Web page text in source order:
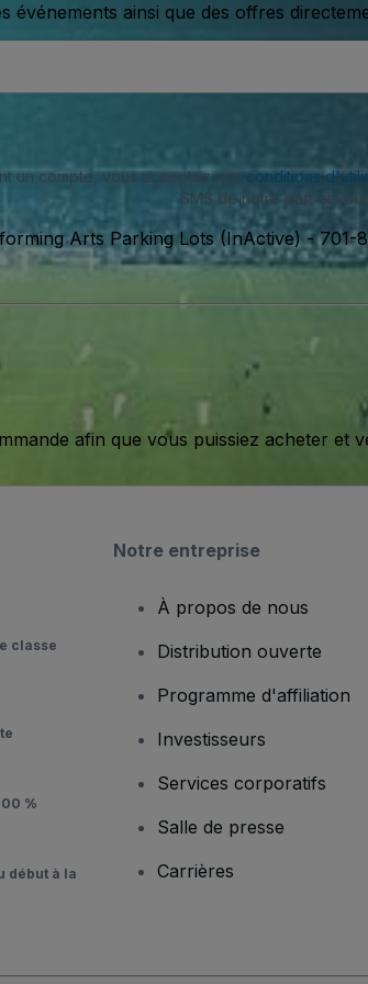
événements ainsi que des offres
un compte, vous acceptez nosconditions
SMS de notre part et
Arts Parking Lots (InActive) -701-
afin que vous puissiez acheter et
classe
%
début à la
Notre entreprise
À propos de nous
Distribution ouverte
Programme d'affiliation
Investisseurs
Services corporatifs
Salle de presse
Carrières